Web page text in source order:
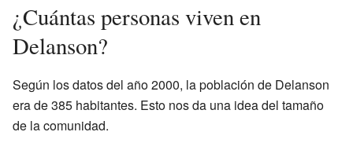
¿Cuántas personas viven en
Delanson?
Según los datos del año 2000, la población de Delanson
era de 385 habitantes. Esto nos da una idea del tamaño
de la comunidad.